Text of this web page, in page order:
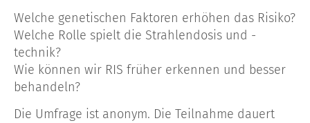
Welche genetischen Faktoren erhöhen das Risiko?
Welche Rolle spielt die Strahlendosis und -
technik?
Wie können wir RIS früher erkennen und besser
behandeln?
Die Umfrage ist anonym. Die Teilnahme dauert